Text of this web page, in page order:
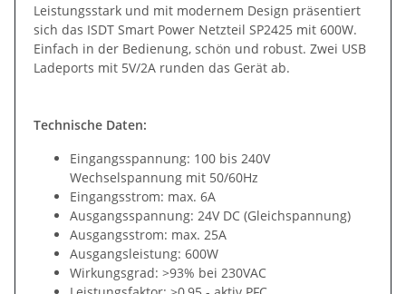
Leistungsstark und mit modernem Design präsentiert
sich das ISDT Smart Power Netzteil SP2425 mit 600W.
Einfach in der Bedienung, schön und robust. Zwei USB
Ladeports mit 5V/2A runden das Gerät ab.
Technische Daten:
Eingangsspannung: 100 bis 240V
Wechselspannung mit 50/60Hz
Eingangsstrom: max. 6A
Ausgangsspannung: 24V DC (Gleichspannung)
Ausgangsstrom: max. 25A
Ausgangsleistung: 600W
Wirkungsgrad: >93% bei 230VAC